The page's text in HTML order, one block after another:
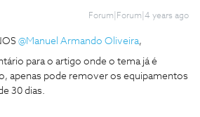
Forum|Forum|4 years ago
@Manuel Armando Oliveira,
para o artigo onde o tema já é
apenas pode remover os equipamentos
30 dias.